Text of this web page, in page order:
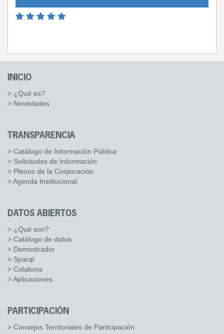
INICIO
> ¿Qué es?
> Novedades
TRANSPARENCIA
> Catálogo de Información Pública
> Solicitudes de Información
> Plenos de la Corporación
> Agenda Institucional
DATOS ABIERTOS
> ¿Qué son?
> Catálogo de datos
> Demostrador
> Sparql
> Colabora
> Aplicaciones
PARTICIPACIÓN
> Consejos Territoriales de Participación